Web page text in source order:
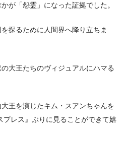
が「怨霊」になった証拠でした。
探るために人間界へ降り立ちま
大王たちのヴィジュアルにハマる
王を演じたキム・スアンちゃんを
プレス』ぶりに見ることができて嬉